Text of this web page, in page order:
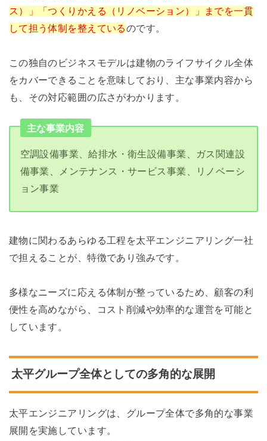
ス）」「つくりかえる（リノベーション）」までを一貫
して担う体制を整えているのです。
この独自のビジネスモデルは建物のライフサイクル全体
をカバーできることを意味しており、主な事業内容から
も、その対応範囲の広さがわかります。
主な事業内容
空調設備事業、給排水・衛生設備事業、ガス関連設
備事業、メンテナンス・サービス事業、リノベーシ
ョン事業
建物に関わるあらゆる工程を太平エンジニアリング一社
で担えることが、特徴であり強みです。
多様なニーズに応える体制が整っているため、顧客の利
便性を高めながら、コスト削減や効率的な運営を可能と
しています。
太平グループ全体としての多角的な展開
太平エンジニアリングは、グループ全体で多角的な事業
展開を実施しています。